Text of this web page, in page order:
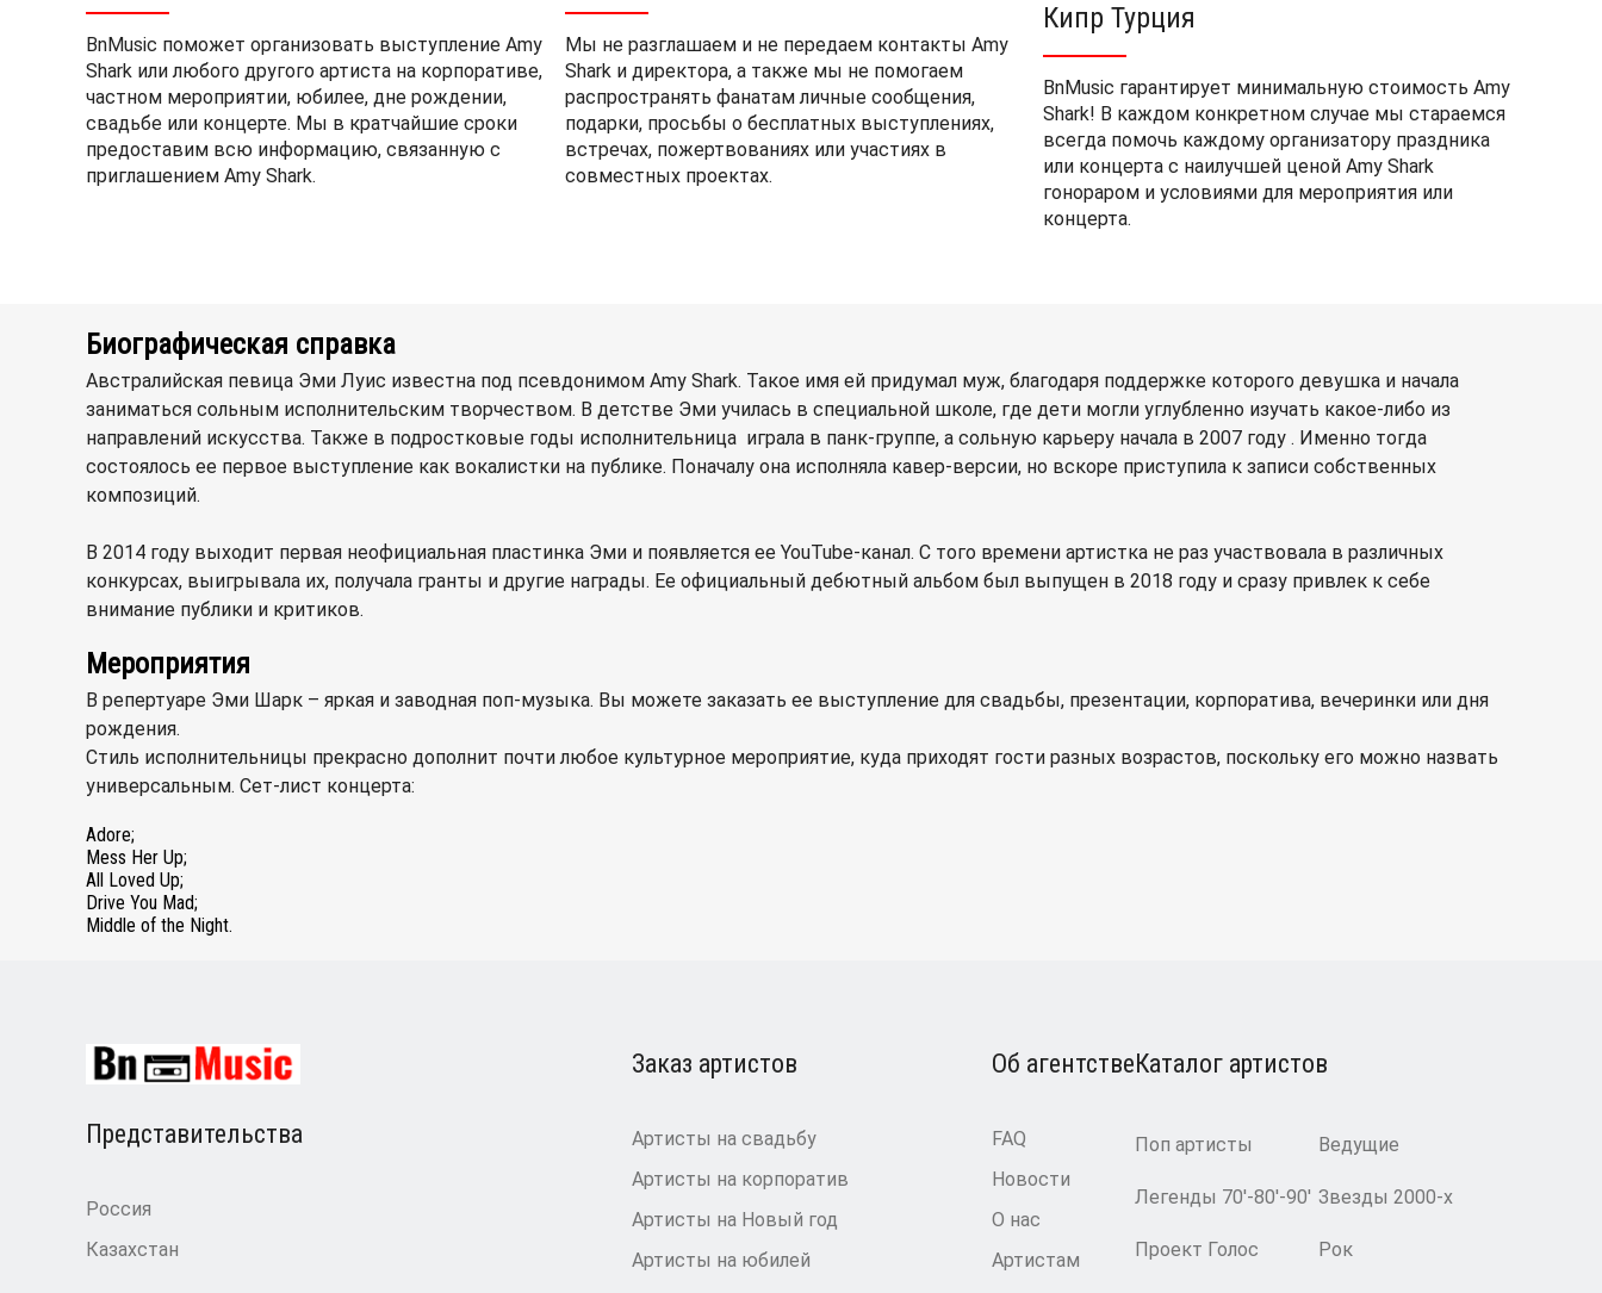
BnMusic поможет организовать выступление Amy
Shark или любого другого артиста на корпоративе,
частном мероприятии, юбилее, дне рождении,
свадьбе или концерте. Мы в кратчайшие сроки
предоставим всю информацию, связанную с
приглашением Amy Shark.
Мы не разглашаем и не передаем контакты Amy
Shark и директора, а также мы не помогаем
распространять фанатам личные сообщения,
подарки, просьбы о бесплатных выступлениях,
встречах, пожертвованиях или участиях в
совместных проектах.
Кипр Турция
BnMusic гарантирует минимальную стоимость Amy
Shark! В каждом конкретном случае мы стараемся
всегда помочь каждому организатору праздника
или концерта с наилучшей ценой Amy Shark
гонораром и условиями для мероприятия или
концерта.
Биографическая справка
Австралийская певица Эми Луис известна под псевдонимом Amy Shark. Такое имя ей придумал муж, благодаря поддержке которого девушка и начала
заниматься сольным исполнительским творчеством. В детстве Эми училась в специальной школе, где дети могли углубленно изучать какое-либо из
направлений искусства. Также в подростковые годы исполнительница играла в панк-группе, а сольную карьеру начала в 2007 году . Именно тогда
состоялось ее первое выступление как вокалистки на публике. Поначалу она исполняла кавер-версии, но вскоре приступила к записи собственных
композиций.
В 2014 году выходит первая неофициальная пластинка Эми и появляется ее YouTube-канал. С того времени артистка не раз участвовала в различных
конкурсах, выигрывала их, получала гранты и другие награды. Ее официальный дебютный альбом был выпущен в 2018 году и сразу привлек к себе
внимание публики и критиков.
Мероприятия
В репертуаре Эми Шарк – яркая и заводная поп-музыка. Вы можете заказать ее выступление для свадьбы, презентации, корпоратива, вечеринки или дня
рождения.
Стиль исполнительницы прекрасно дополнит почти любое культурное мероприятие, куда приходят гости разных возрастов, поскольку его можно назвать
универсальным. Сет-лист концерта:
Adore;
Mess Her Up;
All Loved Up;
Drive You Mad;
Middle of the Night.
Представительства
Россия
Казахстан
Каталог артистов
Поп артисты Ведущие
Легенды 70′-80′-90′ Звезды 2000-х
Проект Голос Рок
Заказ артистов
Артисты на свадьбу
Артисты на корпоратив
Артисты на Новый год
Артисты на юбилей
Об агентстве
FAQ
Новости
О нас
Артистам